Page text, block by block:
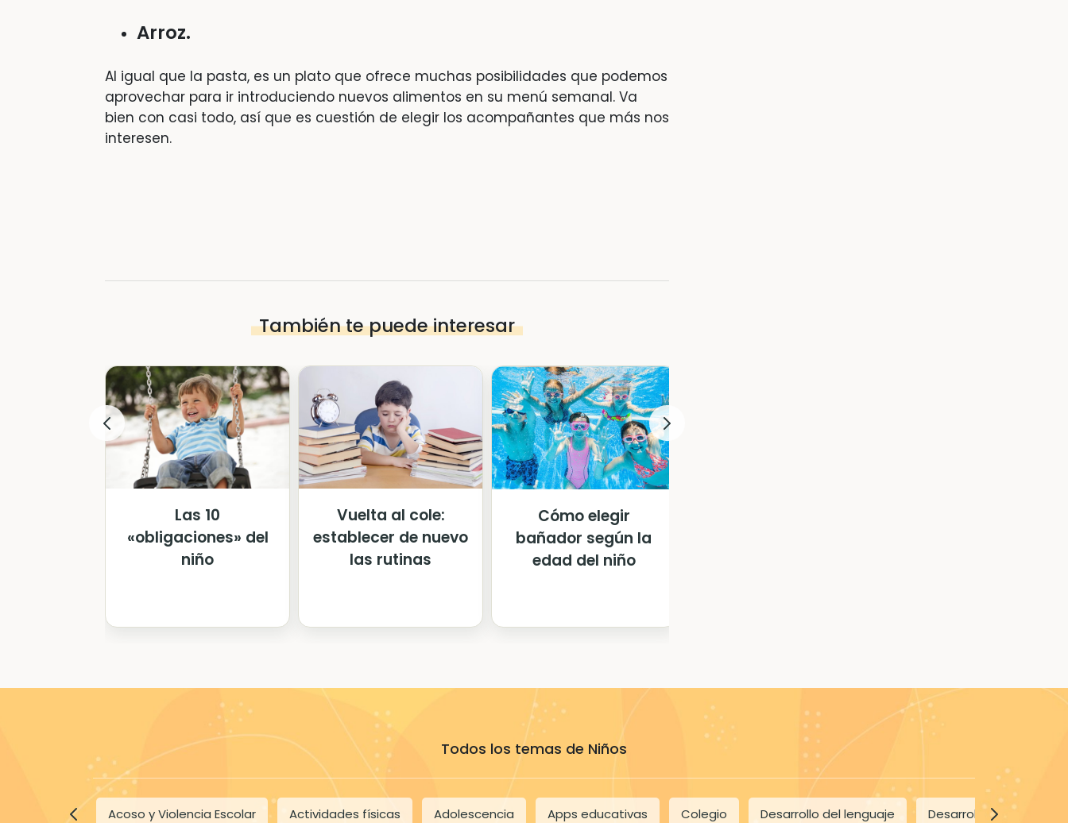
Arroz.
Al igual que la pasta, es un plato que ofrece muchas posibilidades que podemos
aprovechar para ir introduciendo nuevos alimentos en su menú semanal. Va
bien con casi todo, así que es cuestión de elegir los acompañantes que más nos
interesen.
También te puede interesar
Las 10
«obligaciones» del
niño
Vuelta al cole:
establecer de nuevo
las rutinas
Cómo elegir
bañador según la
edad del niño
Todos los temas de Niños
Acoso y Violencia Escolar Actividades físicas Adolescencia Apps educativas Colegio Desarrollo del lenguaje Desarrollo del niño